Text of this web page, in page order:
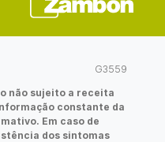
G3559
não sujeito a receita
constante da
Em caso de
dos sintomas